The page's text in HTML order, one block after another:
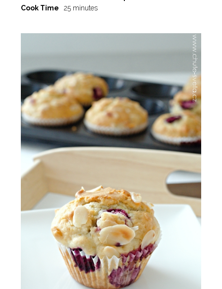
Cook Time
25 minutes